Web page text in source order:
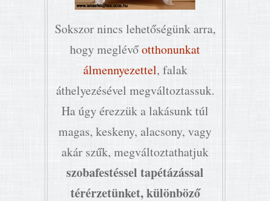
Sokszor nincs lehetőségünk arra,
hogy meglévőotthonunkat
álmennyezettel, falak
áthelyezésével megváltoztassuk.
Ha úgy érezzük a lakásunk túl
magas, keskeny, alacsony, vagy
akár szűk, megváltoztathatjuk
szobafestéssel tapétázással
térérzetünket, különböző